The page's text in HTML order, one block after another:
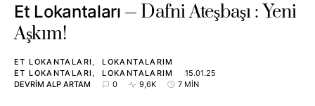
Et Lokantaları
Dafni Ateşbaşı : Yeni
Aşkım!
ET LOKANTALARI
LOKANTALARIM
ET LOKANTALARI
LOKANTALARIM
15.01.25
DEVRIM ALP ARTAM
0 9,6K 7 MIN